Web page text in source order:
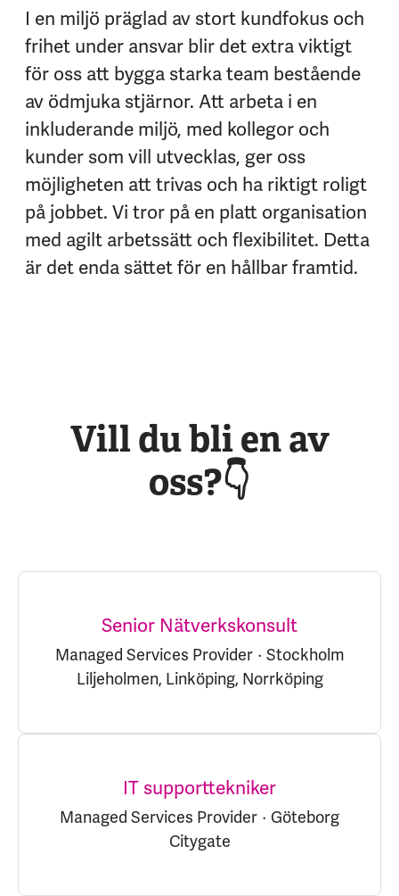
I en miljö präglad av stort kundfokus och
frihet under ansvar blir det extra viktigt
för oss att bygga starka team bestående
av ödmjuka stjärnor. Att arbeta i en
inkluderande miljö, med kollegor och
kunder som vill utvecklas, ger oss
möjligheten att trivas och ha riktigt roligt
på jobbet. Vi tror på en platt organisation
med agilt arbetssätt och flexibilitet. Detta
är det enda sättet för en hållbar framtid.
Vill du bli en av
oss?👇
Senior Nätverkskonsult
Managed Services Provider · Stockholm
Liljeholmen, Linköping, Norrköping
IT supporttekniker
Managed Services Provider · Göteborg
Citygate